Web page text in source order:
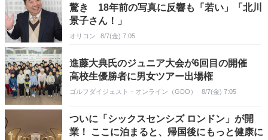
驚き 18年前の写真に反響も「若い」「北川
景子さん！」
オリコン 8/7(金) 7:05
進藤大典氏のジュニア大会が6回目の開催
高校生優勝者に男女ツアー出場権
ゴルフダイジェスト・オンライン（GDO） 8/7(金) 7:05
ついに「シックスセンシズ ロンドン」が開
業！ ここに泊まると、帰国後にもっと健康に